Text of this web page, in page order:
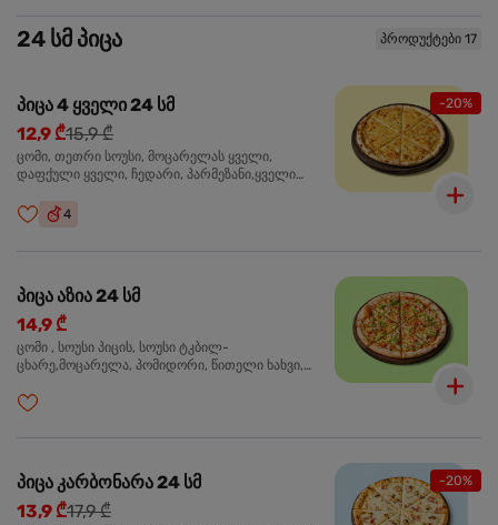
24 სმ პიცა პროდუქტები 17
-20%
პიცა 4 ყველი 24 სმ
12,9 ₾15,9 ₾
ცომი, თეთრი სოუსი, მოცარელას ყველი,
დაფქული ყველი, ჩედარი, პარმეზანი,ყველი
4
პიცა აზია 24 სმ
14,9 ₾
ცომი , სოუსი პიცის, სოუსი ტკბილ-
ცხარე,მოცარელა, პომიდორი, წითელი ხახვი,
სეზამის მარცვლის ნაზავი, ქინძი, ორეგანო
-20%
პიცა კარბონარა 24 სმ
13,9 ₾17,9 ₾